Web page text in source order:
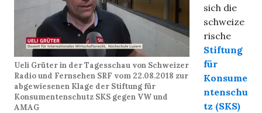
Ueli Grüter in der Tagesschau von Schweizer
Radio und Fernsehen SRF vom 22.08.2018 zur
abgewiesenen Klage der Stiftung für
Konsumentenschutz SKS gegen VW und
AMAG
sich die
schweize
rische
Stiftung
für
Konsume
ntenschu
tz (SKS)